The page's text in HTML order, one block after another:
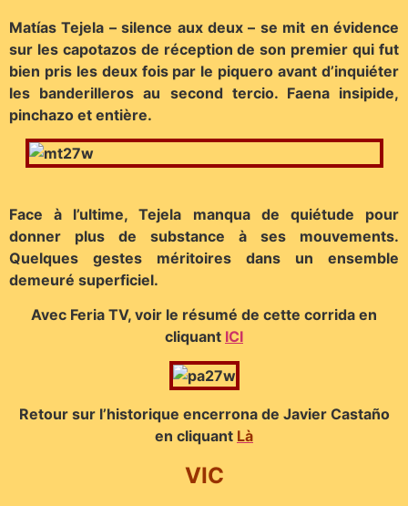
Matías Tejela – silence aux deux – se mit en évidence
sur les capotazos de réception de son premier qui fut
bien pris les deux fois par le piquero avant d’inquiéter
les banderilleros au second tercio. Faena insipide,
pinchazo et entière.
Face à l’ultime, Tejela manqua de quiétude pour
donner plus de substance à ses mouvements.
Quelques gestes méritoires dans un ensemble
demeuré superficiel.
Avec Feria TV, voir le résumé de cette corrida en
cliquant ICI
Retour sur l’historique encerrona de Javier Castaño
en cliquant Là
VIC